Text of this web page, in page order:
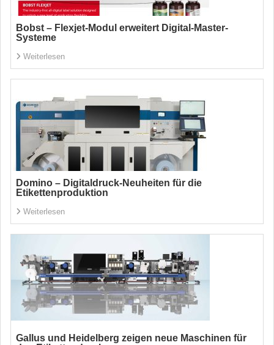
Bobst – Flexjet-Modul erweitert Digital-Master-
Systeme
Weiterlesen
Domino – Digitaldruck-Neuheiten für die
Etikettenproduktion
Weiterlesen
Gallus und Heidelberg zeigen neue Maschinen für